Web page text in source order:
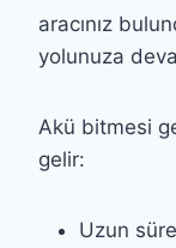
aracınız
yolunuza
Akü bitmesi
gelir:
Uzun